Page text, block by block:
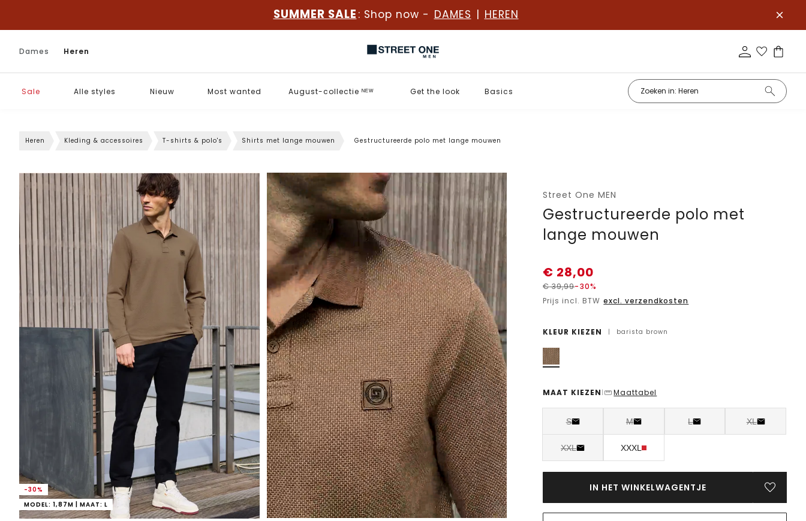
SUMMER SALE : Shop now - DAMES | HEREN
Dames Heren
Sale Alle styles Nieuw Most wanted August-collectie ᴺᴱᵂ Get the look Basics
Heren Kleding & accessoires T-shirts & polo's Shirts met lange mouwen Gestructureerde polo met lange mouwen
-30%
MODEL: 1,87M | MAAT: L
Street One MEN
Gestructureerde polo met
lange mouwen
€ 28,00
€39,99-30%
Prijs incl. BTW excl. verzendkosten
KLEUR KIEZEN | barista brown
MAAT KIEZEN | Maattabel
S M L XL
XXL XXXL
IN HET WINKELWAGENTJE